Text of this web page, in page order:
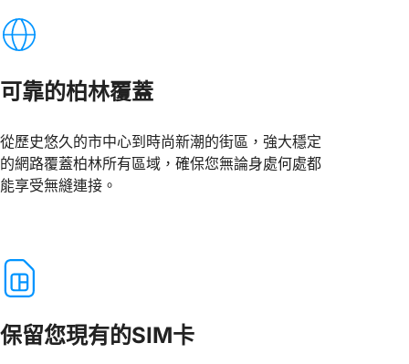
可靠的柏林覆蓋
從歷史悠久的市中心到時尚新潮的街區，強大穩定
的網路覆蓋柏林所有區域，確保您無論身處何處都
能享受無縫連接。
保留您現有的SIM卡